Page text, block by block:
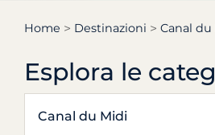
Home Destinazioni Canal
Esplora le
Canal du Midi